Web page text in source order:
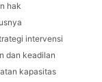
hak
intervensi
dan keadilan
kapasitas